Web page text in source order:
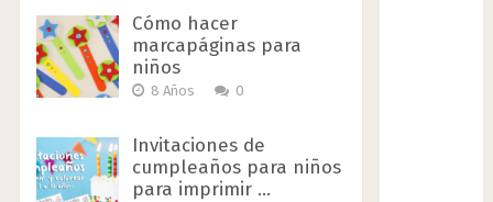
Cómo hacer
marcapáginas para
niños
8 Años 0
Invitaciones de
cumpleaños para niños
para imprimir …